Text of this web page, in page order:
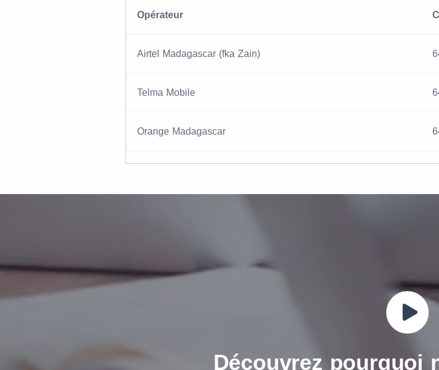
Opérateur
Airtel Madagascar (fka Zain)
Telma Mobile
Orange Madagascar
Découvrez pourquoi